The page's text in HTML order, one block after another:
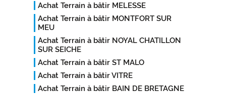
Achat Terrain à bâtir MELESSE
Achat Terrain à bâtir MONTFORT SUR
MEU
Achat Terrain à bâtir NOYAL CHATILLON
SUR SEICHE
Achat Terrain à bâtir ST MALO
Achat Terrain à bâtir VITRE
Achat Terrain à bâtir BAIN DE BRETAGNE